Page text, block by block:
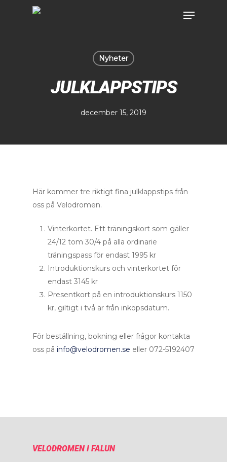
Nyheter
JULKLAPPSTIPS
december 15, 2019
Här kommer tre riktigt fina julklappstips från
oss på Velodromen.
Vinterkortet. Ett träningskort som gäller
24/12 tom 30/4 på alla ordinarie
träningspass för endast 1995 kr
Introduktionskurs och vinterkortet för
endast 3145 kr
Presentkort på en introduktionskurs 1150
kr, giltigt i två är från inköpsdatum.
För beställning, bokning eller frågor kontakta
oss på info@velodromen.se eller 072-5192407
VELODROMEN I FALUN